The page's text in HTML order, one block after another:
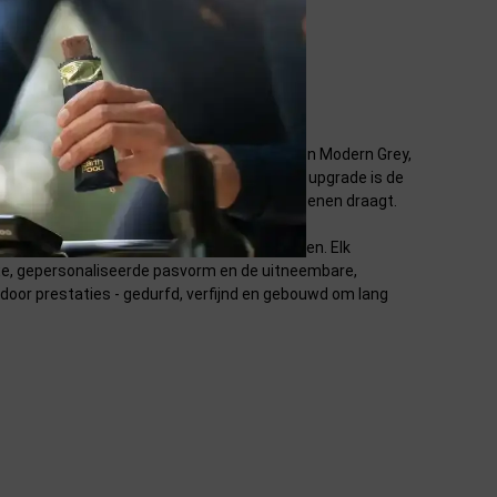
De helm is afgewerkt in Graphite Black en Modern Grey,
regen, stof en modder. De belangrijkste upgrade is de
of wanneer je handschoenen draagt.
kanalen voor een optimale koeling zorgen. Elk
gepersonaliseerde pasvorm en de uitneembare,
prestaties - gedurfd, verfijnd en gebouwd om lang